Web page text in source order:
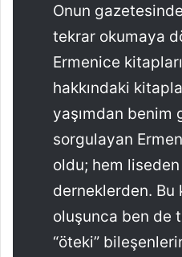
Onun
tekrar okumaya
Ermenice
hakkındaki
yaşımdan benim
sorgulayan
oldu; hem liseden
derneklerden. Bu
oluşunca ben de
“öteki”